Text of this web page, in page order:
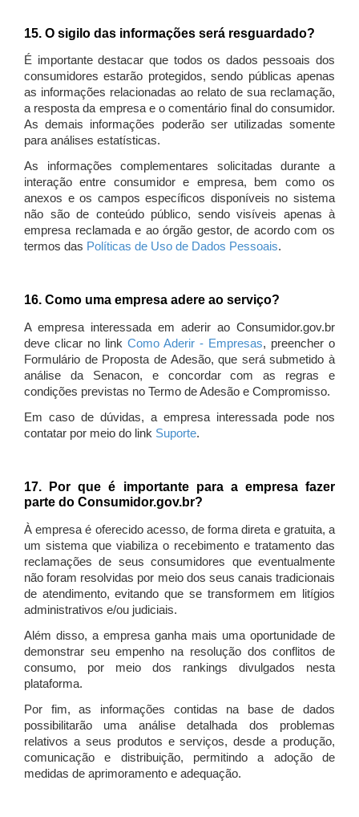
15. O sigilo das informações será resguardado?
É importante destacar que todos os dados pessoais dos
consumidores estarão protegidos, sendo públicas apenas
as informações relacionadas ao relato de sua reclamação,
a resposta da empresa e o comentário final do consumidor.
As demais informações poderão ser utilizadas somente
para análises estatísticas.
As informações complementares solicitadas durante a
interação entre consumidor e empresa, bem como os
anexos e os campos específicos disponíveis no sistema
não são de conteúdo público, sendo visíveis apenas à
empresa reclamada e ao órgão gestor, de acordo com os
termos das Políticas de Uso de Dados Pessoais.
16. Como uma empresa adere ao serviço?
A empresa interessada em aderir ao Consumidor.gov.br
deve clicar no link Como Aderir - Empresas, preencher o
Formulário de Proposta de Adesão, que será submetido à
análise da Senacon, e concordar com as regras e
condições previstas no Termo de Adesão e Compromisso.
Em caso de dúvidas, a empresa interessada pode nos
contatar por meio do link Suporte.
17. Por que é importante para a empresa fazer
parte do Consumidor.gov.br?
À empresa é oferecido acesso, de forma direta e gratuita, a
um sistema que viabiliza o recebimento e tratamento das
reclamações de seus consumidores que eventualmente
não foram resolvidas por meio dos seus canais tradicionais
de atendimento, evitando que se transformem em litígios
administrativos e/ou judiciais.
Além disso, a empresa ganha mais uma oportunidade de
demonstrar seu empenho na resolução dos conflitos de
consumo, por meio dos rankings divulgados nesta
plataforma.
Por fim, as informações contidas na base de dados
possibilitarão uma análise detalhada dos problemas
relativos a seus produtos e serviços, desde a produção,
comunicação e distribuição, permitindo a adoção de
medidas de aprimoramento e adequação.